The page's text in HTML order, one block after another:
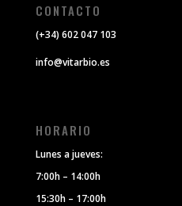
CONTACTO
(+34) 602 047 103
info@vitarbio.es
HORARIO
Lunes a jueves:
7:00h – 14:00h
15:30h – 17:00h